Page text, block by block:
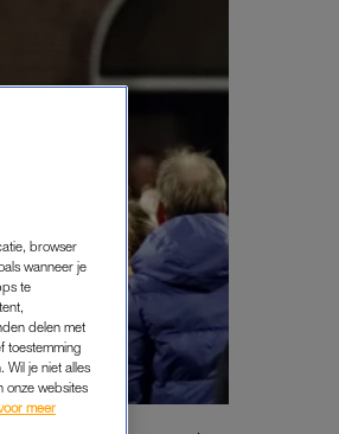
browser
wanneer je
te
delen met
toestemming
Wil je niet alles
onze websites
meer